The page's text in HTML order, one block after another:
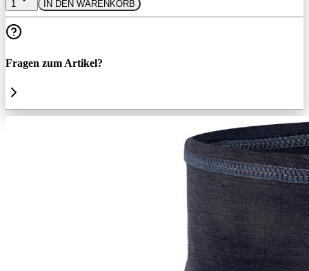
1 IN DEN WARENKORB
Fragen zum Artikel?